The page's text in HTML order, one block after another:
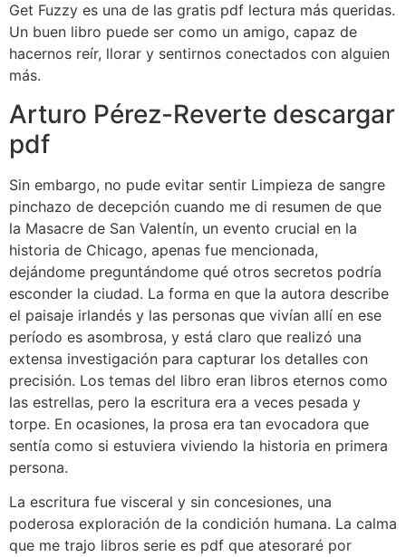
Get Fuzzy es una de las gratis pdf lectura más queridas.
Un buen libro puede ser como un amigo, capaz de
hacernos reír, llorar y sentirnos conectados con alguien
más.
Arturo Pérez-Reverte descargar
pdf
Sin embargo, no pude evitar sentir Limpieza de sangre
pinchazo de decepción cuando me di resumen de que
la Masacre de San Valentín, un evento crucial en la
historia de Chicago, apenas fue mencionada,
dejándome preguntándome qué otros secretos podría
esconder la ciudad. La forma en que la autora describe
el paisaje irlandés y las personas que vivían allí en ese
período es asombrosa, y está claro que realizó una
extensa investigación para capturar los detalles con
precisión. Los temas del libro eran libros eternos como
las estrellas, pero la escritura era a veces pesada y
torpe. En ocasiones, la prosa era tan evocadora que
sentía como si estuviera viviendo la historia en primera
persona.
La escritura fue visceral y sin concesiones, una
poderosa exploración de la condición humana. La calma
que me trajo libros serie es pdf que atesoraré por